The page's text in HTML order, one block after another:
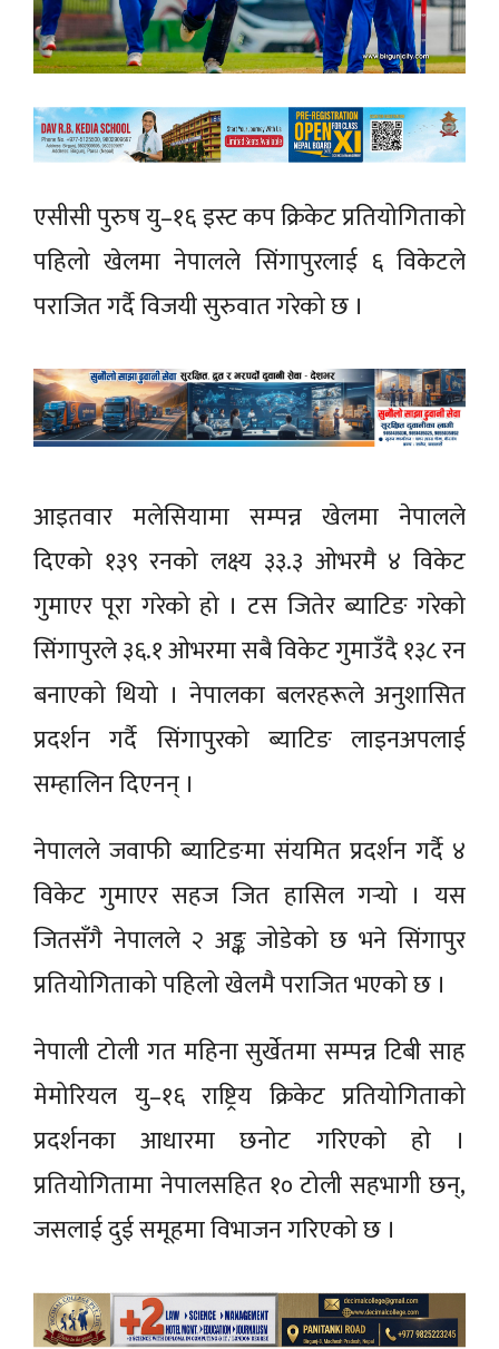
एसीसी पुरुष यु–१६ इस्ट कप क्रिकेट प्रतियोगिताको
पहिलो खेलमा नेपालले सिंगापुरलाई ६ विकेटले
पराजित गर्दै विजयी सुरुवात गरेको छ ।
आइतवार मलेसियामा सम्पन्न खेलमा नेपालले
दिएको १३९ रनको लक्ष्य ३३.३ ओभरमै ४ विकेट
गुमाएर पूरा गरेको हो । टस जितेर ब्याटिङ गरेको
सिंगापुरले ३६.१ ओभरमा सबै विकेट गुमाउँदै १३८ रन
बनाएको थियो । नेपालका बलरहरूले अनुशासित
प्रदर्शन गर्दै सिंगापुरको ब्याटिङ लाइनअपलाई
सम्हालिन दिएनन् ।
नेपालले जवाफी ब्याटिङमा संयमित प्रदर्शन गर्दै ४
विकेट गुमाएर सहज जित हासिल गर्‍यो । यस
जितसँगै नेपालले २ अङ्क जोडेको छ भने सिंगापुर
प्रतियोगिताको पहिलो खेलमै पराजित भएको छ ।
नेपाली टोली गत महिना सुर्खेतमा सम्पन्न टिबी साह
मेमोरियल यु–१६ राष्ट्रिय क्रिकेट प्रतियोगिताको
प्रदर्शनका आधारमा छनोट गरिएको हो ।
प्रतियोगितामा नेपालसहित १० टोली सहभागी छन्,
जसलाई दुई समूहमा विभाजन गरिएको छ ।